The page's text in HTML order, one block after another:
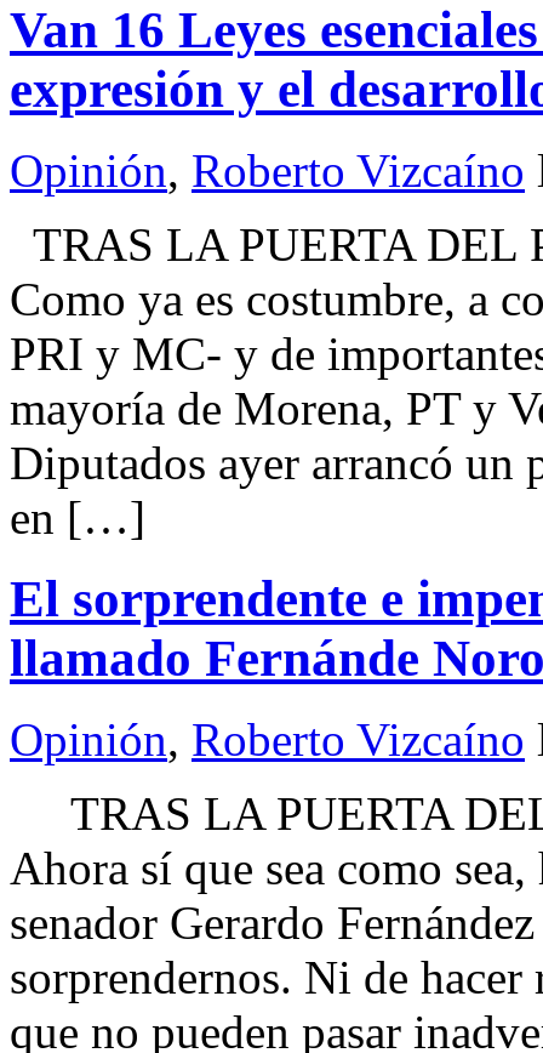
Van 16 Leyes
expresión y el
Opinión, Roberto Vizcaíno
TRAS LA PUERTA
Como ya es costumbre, a
PRI y MC- y de
mayoría de Morena, PT y
Diputados ayer arrancó un
en […]
El sorprendente e
llamado Fernánde
Opinión, Roberto Vizcaíno
TRAS LA PUERTA
Ahora sí que sea como
senador Gerardo
sorprendernos. Ni de
que no pueden pasar